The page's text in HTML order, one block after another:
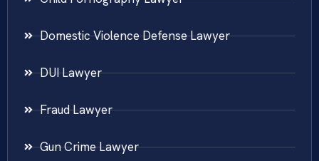
Domestic Violence Defense Lawyer
DUI Lawyer
Fraud Lawyer
Gun Crime Lawyer